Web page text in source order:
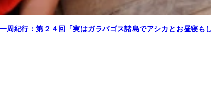
周紀行：第２４回「実はガラパゴス諸島でアシカとお昼寝も